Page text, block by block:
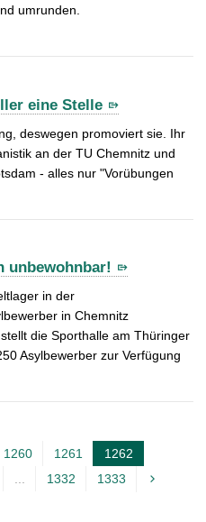
umrunden.
eine Stelle
deswegen promoviert sie. Ihr
an der TU Chemnitz und
- alles nur "Vorübungen
unbewohnbar!
in der
in Chemnitz
die Sporthalle am Thüringer
Asylbewerber zur Verfügung
1260 1261 1262
... 1332 1333